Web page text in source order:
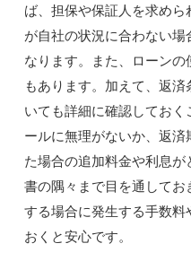
ば、担保や保証人を求め
が自社の状況に合わない
なります。また、ローン
もあります。加えて、返
いても詳細に確認してお
ールに無理がないか、返
た場合の追加料金や利息
書の隅々まで目を通して
する場合に発生する手数
おくと安心です。